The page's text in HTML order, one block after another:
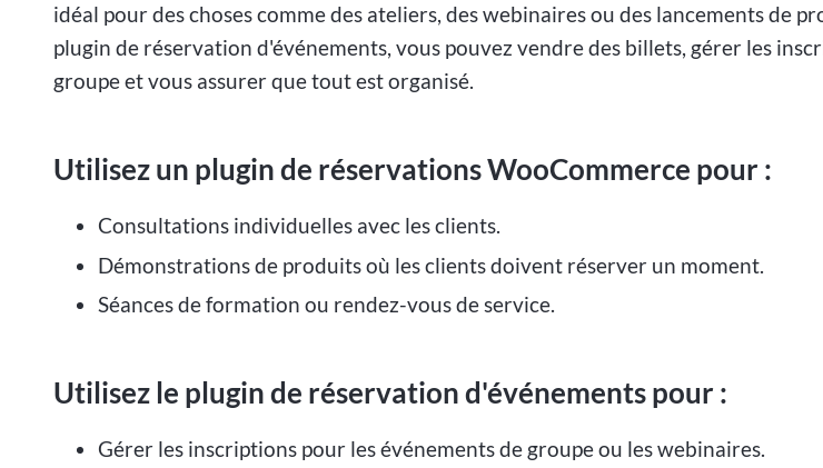
idéal pour des choses comme des ateliers, des webinaires ou des lancements de
plugin de réservation d'événements, vous pouvez vendre des billets, gérer les
groupe et vous assurer que tout est organisé.
Utilisez un plugin de réservations WooCommerce pour :
Consultations individuelles avec les clients.
Démonstrations de produits où les clients doivent réserver un moment.
Séances de formation ou rendez-vous de service.
Utilisez le plugin de réservation d'événements pour :
Gérer les inscriptions pour les événements de groupe ou les webinaires.